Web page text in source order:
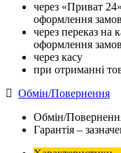
через «Приват
оформлення
через переказ на
оформлення
через касу
при отриманні
Обмін/Повернення
Обмін/
Гарантія –